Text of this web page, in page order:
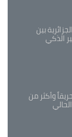
بين
للغابات: 445 حريقاً وأكثر من